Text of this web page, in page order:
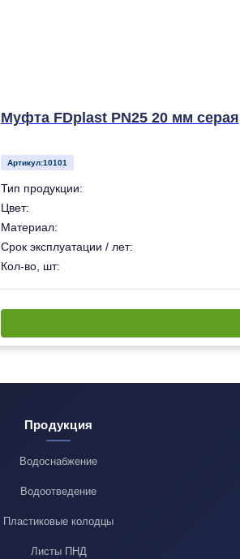
Муфта FDplast PN25 20 мм серая
Артикул:10101
Тип продукции:
Цвет:
Материал:
Срок эксплуатации / лет:
Кол-во, шт:
Продукция
Водоснабжение
Водоотведение
Пластиковые колодцы
Листы ПНД